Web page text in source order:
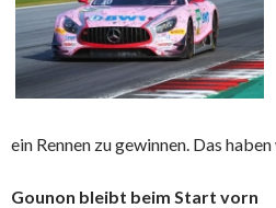
ein Rennen zu gewinnen. Das
Gounon bleibt beim Start vorn